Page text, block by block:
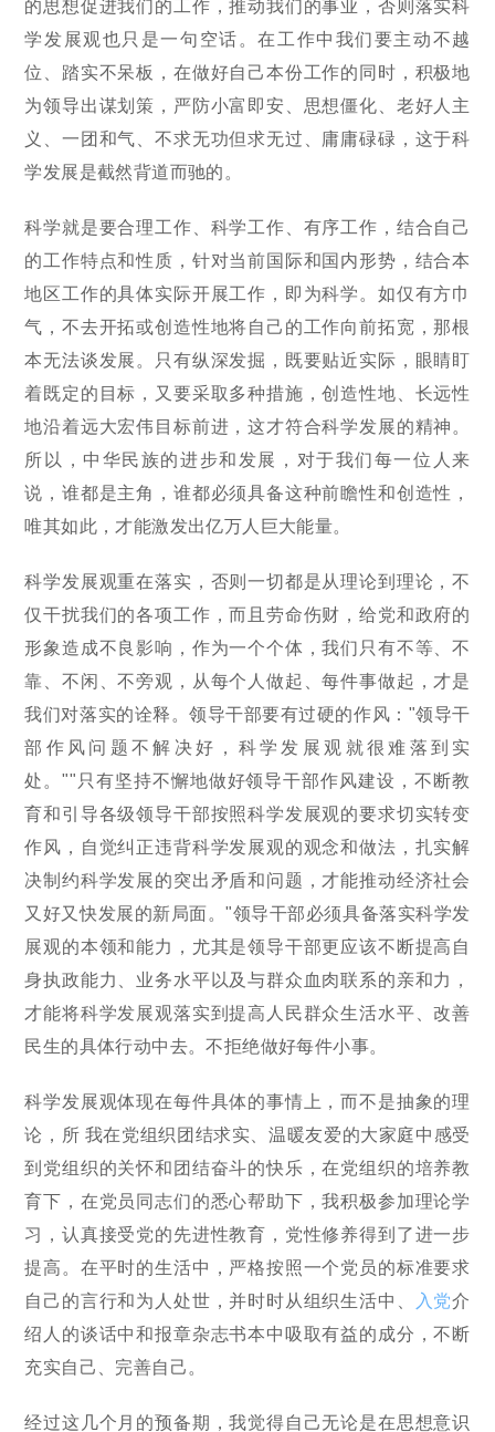
的思想促进我们的工作，推动我们的事业，否则落实科
学发展观也只是一句空话。在工作中我们要主动不越
位、踏实不呆板，在做好自己本份工作的同时，积极地
为领导出谋划策，严防小富即安、思想僵化、老好人主
义、一团和气、不求无功但求无过、庸庸碌碌，这于科
学发展是截然背道而驰的。
科学就是要合理工作、科学工作、有序工作，结合自己
的工作特点和性质，针对当前国际和国内形势，结合本
地区工作的具体实际开展工作，即为科学。如仅有方巾
气，不去开拓或创造性地将自己的工作向前拓宽，那根
本无法谈发展。只有纵深发掘，既要贴近实际，眼睛盯
着既定的目标，又要采取多种措施，创造性地、长远性
地沿着远大宏伟目标前进，这才符合科学发展的精神。
所以，中华民族的进步和发展，对于我们每一位人来
说，谁都是主角，谁都必须具备这种前瞻性和创造性，
唯其如此，才能激发出亿万人巨大能量。
科学发展观重在落实，否则一切都是从理论到理论，不
仅干扰我们的各项工作，而且劳命伤财，给党和政府的
形象造成不良影响，作为一个个体，我们只有不等、不
靠、不闲、不旁观，从每个人做起、每件事做起，才是
我们对落实的诠释。领导干部要有过硬的作风："领导干
部作风问题不解决好，科学发展观就很难落到实
处。""只有坚持不懈地做好领导干部作风建设，不断教
育和引导各级领导干部按照科学发展观的要求切实转变
作风，自觉纠正违背科学发展观的观念和做法，扎实解
决制约科学发展的突出矛盾和问题，才能推动经济社会
又好又快发展的新局面。"领导干部必须具备落实科学发
展观的本领和能力，尤其是领导干部更应该不断提高自
身执政能力、业务水平以及与群众血肉联系的亲和力，
才能将科学发展观落实到提高人民群众生活水平、改善
民生的具体行动中去。不拒绝做好每件小事。
科学发展观体现在每件具体的事情上，而不是抽象的理
论，所 我在党组织团结求实、温暖友爱的大家庭中感受
到党组织的关怀和团结奋斗的快乐，在党组织的培养教
育下，在党员同志们的悉心帮助下，我积极参加理论学
习，认真接受党的先进性教育，党性修养得到了进一步
提高。在平时的生活中，严格按照一个党员的标准要求
自己的言行和为人处世，并时时从组织生活中、
入党介
绍人的谈话中和报章杂志书本中吸取有益的成分，不断
充实自己、完善自己。
经过这几个月的预备期，我觉得自己无论是在思想意识